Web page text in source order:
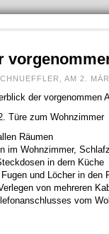
AM 2.
der vorgenommen
Türe zum Wohnzimmer
Räumen
im Wohnzimmer,
in dern Küche
und Löcher in den
von mehreren
vom